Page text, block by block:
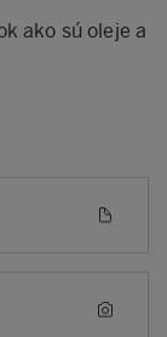
ako sú oleje a